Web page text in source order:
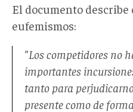
El documento
eufemismos:
"Los competidores no
importantes
tanto para
presente como de